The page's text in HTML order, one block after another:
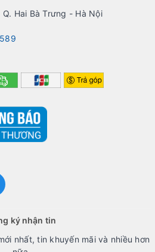
Hai Bà Trưng - Hà Nội
ký nhận tin
nhất, tin khuyến mãi và nhiều hơn